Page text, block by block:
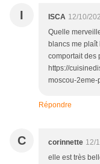
I ISCA 12/10/
Quelle
blancs me plaît
comportait des
https://
moscou-2eme-
Répondre
C corinnette 12/
elle est très